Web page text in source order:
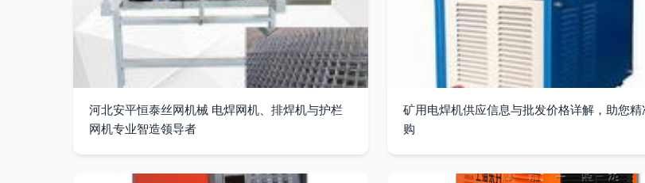
河北安平恒泰丝网机械 电焊网机、排焊机与护栏
网机专业智造领导者
矿用电焊机供应信息与批发价格详解，助您精
购